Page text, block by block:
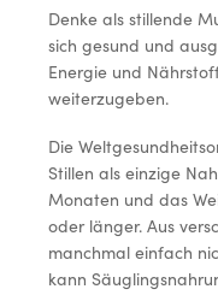
Denke als stillende
sich gesund und
Energie und
weiterzugeben.
Die
Stillen als einzige
Monaten und das
oder länger. Aus
manchmal einfach
kann